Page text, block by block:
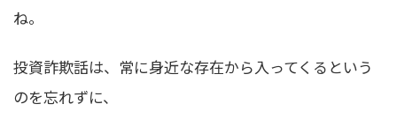
ね。
投資詐欺話は、常に身近な存在から入ってくるという
のを忘れずに、